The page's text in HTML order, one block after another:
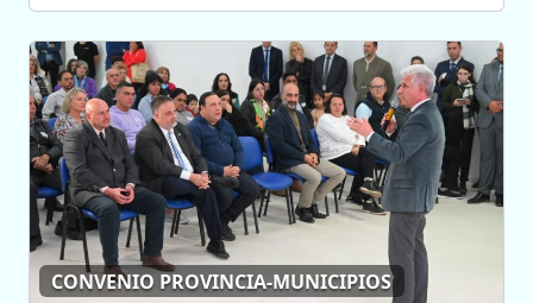
CONVENIO PROVINCIA-MUNICIPIOS